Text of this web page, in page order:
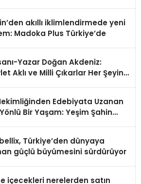
akıllı iklimlendirmede yeni
Madoka Plus Türkiye’de
Yazar Doğan Akdeniz:
Aklı ve Milli Çıkarlar Her Şeyin
Edebiyata Uzanan
Bir Yaşam: Yeşim Şahin
Türkiye’den dünyaya
güçlü büyümesini sürdürüyor
içecekleri nerelerden satın